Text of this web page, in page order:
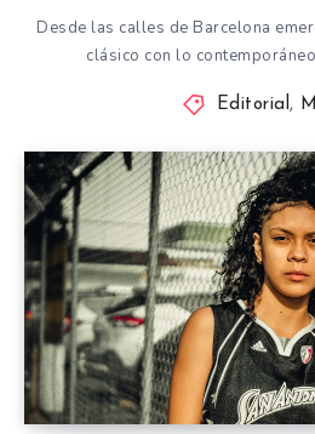
Desde las calles de Barcelona
clásico con lo
Editorial,